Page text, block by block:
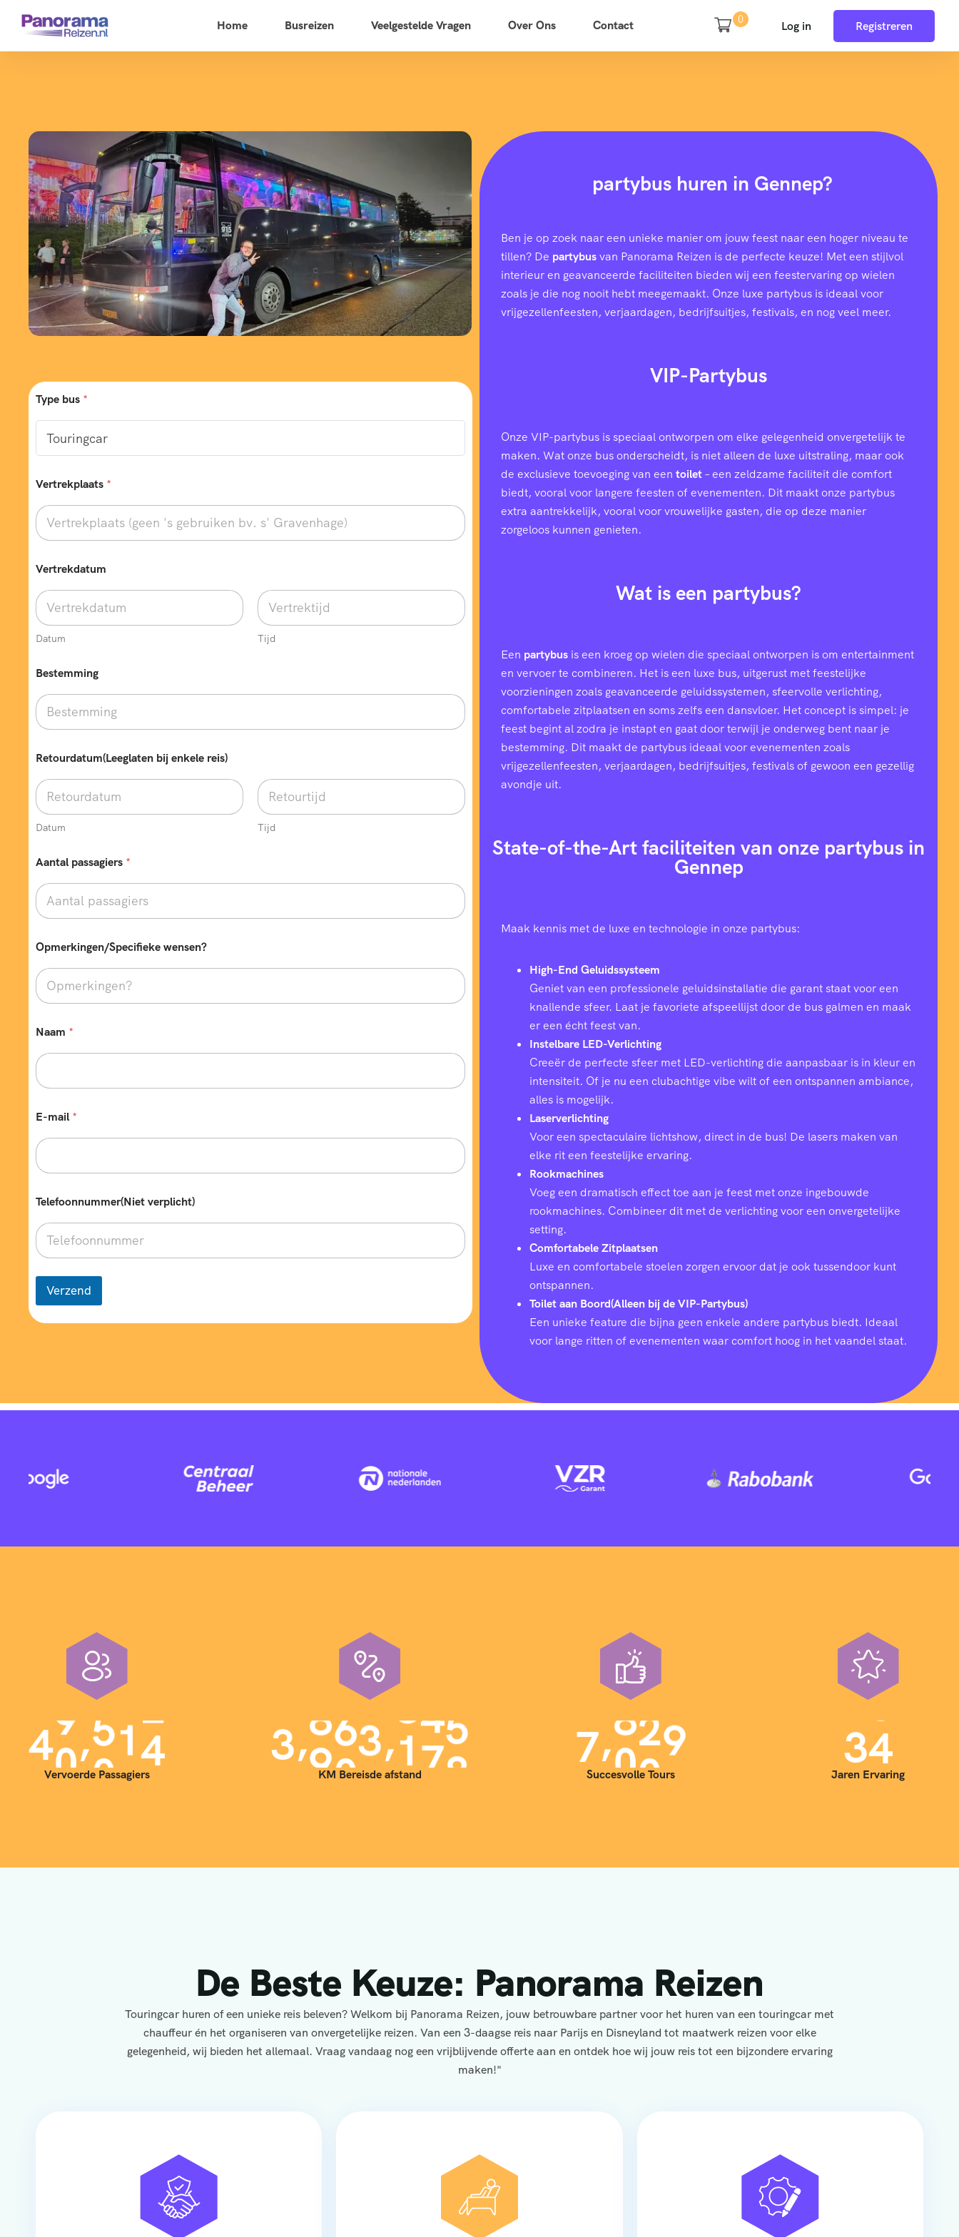
Home Busreizen Veelgestelde Vragen Over Ons Contact 0 Log in Registreren
Type bus *
Vertrekplaats *
Vertrekdatum
Datum Tijd
Bestemming
Retourdatum(Leeglaten bij enkele reis)
Datum Tijd
n
e
l
e
e
s
n
b
u
s
Aantal passagiers *
Opmerkingen/Specifieke wensen?
Naam *
E-mail *
Telefoonnummer(Niet verplicht)
Verzend
partybus huren in Gennep?
Ben je op zoek naar een unieke manier om jouw feest naar een hoger niveau te
tillen? De partybusvan Panorama Reizen is de perfecte keuze! Met een stijlvol
interieur en geavanceerde faciliteiten bieden wij een feestervaring op wielen
zoals je die nog nooit hebt meegemaakt. Onze luxe partybus is ideaal voor
vrijgezellenfeesten, verjaardagen, bedrijfsuitjes, festivals, en nog veel meer.
VIP-Partybus
Onze VIP-partybus is speciaal ontworpen om elke gelegenheid onvergetelijk te
maken. Wat onze bus onderscheidt, is niet alleen de luxe uitstraling, maar ook
de exclusieve toevoeging van een toilet– een zeldzame faciliteit die comfort
biedt, vooral voor langere feesten of evenementen. Dit maakt onze partybus
extra aantrekkelijk, vooral voor vrouwelijke gasten, die op deze manier
zorgeloos kunnen genieten.
Wat is een partybus?
Een partybus is een kroeg op wielen die speciaal ontworpen is om entertainment
en vervoer te combineren. Het is een luxe bus, uitgerust met feestelijke
voorzieningen zoals geavanceerde geluidssystemen, sfeervolle verlichting,
comfortabele zitplaatsen en soms zelfs een dansvloer. Het concept is simpel: je
feest begint al zodra je instapt en gaat door terwijl je onderweg bent naar je
bestemming. Dit maakt de partybus ideaal voor evenementen zoals
vrijgezellenfeesten, verjaardagen, bedrijfsuitjes, festivals of gewoon een gezellig
avondje uit.
State-of-the-Art faciliteiten van onze partybus in
Gennep
Maak kennis met de luxe en technologie in onze partybus:
High-End Geluidssysteem
Geniet van een professionele geluidsinstallatie die garant staat voor een
knallende sfeer. Laat je favoriete afspeellijst door de bus galmen en maak
er een écht feest van.
Instelbare LED-Verlichting
Creeër de perfecte sfeer met LED-verlichting die aanpasbaar is in kleur en
intensiteit. Of je nu een clubachtige vibe wilt of een ontspannen ambiance,
alles is mogelijk.
Laserverlichting
Voor een spectaculaire lichtshow, direct in de bus! De lasers maken van
elke rit een feestelijke ervaring.
Rookmachines
Voeg een dramatisch effect toe aan je feest met onze ingebouwde
rookmachines. Combineer dit met de verlichting voor een onvergetelijke
setting.
Comfortabele Zitplaatsen
Luxe en comfortabele stoelen zorgen ervoor dat je ook tussendoor kunt
ontspannen.
Toilet aan Boord(Alleen bij de VIP-Partybus)
Een unieke feature die bijna geen enkele andere partybus biedt. Ideaal
voor lange ritten of evenementen waar comfort hoog in het vaandel staat.
40,000
Vervoerde Passagiers
3,900,000
KM Bereisde afstand
7,000
Succesvolle Tours
35
Jaren Ervaring
De Beste Keuze: Panorama Reizen
Touringcar huren of een unieke reis beleven? Welkom bij Panorama Reizen, jouw betrouwbare partner voor het huren van een touringcar met
chauffeur én het organiseren van onvergetelijke reizen. Van een 3-daagse reis naar Parijs en Disneyland tot maatwerk reizen voor elke
gelegenheid, wij bieden het allemaal. Vraag vandaag nog een vrijblijvende offerte aan en ontdek hoe wij jouw reis tot een bijzondere ervaring
maken!"